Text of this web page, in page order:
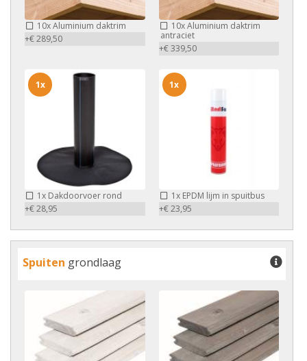
10xAluminium daktrim
+€ 289,50
10xAluminium daktrim
antraciet
+€ 339,50
1x Dakdoorvoer rond
+€ 28,95
1x
1xEPDM lijm in spuitbus
+€ 23,95
1x
Spuiten grondlaag